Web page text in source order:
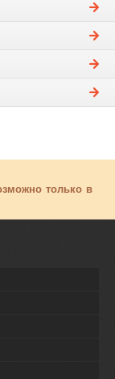
только в